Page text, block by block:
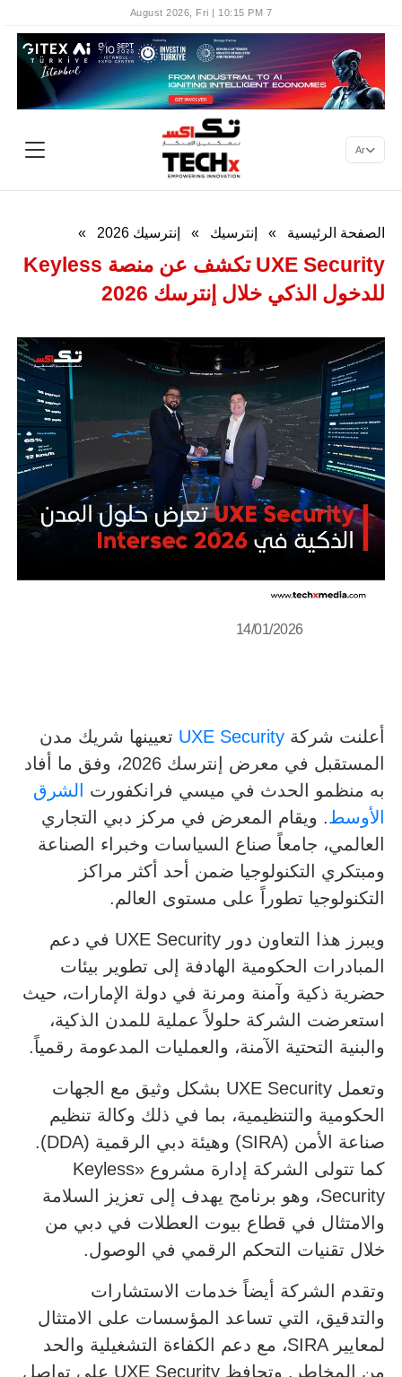
7 August 2026, Fri | 10:15 PM
Ar
الصفحة الرئيسية » إنترسيك » إنترسيك 2026 »
UXE Security تكشف عن منصة Keyless
للدخول الذكي خلال إنترسك 2026
14/01/2026
أعلنت شركةUXE Security تعيينها شريك مدن
المستقبل في معرض إنترسك 2026، وفق ما أفاد
به منظمو الحدث في ميسي فرانكفورت
الشرق
الأوسط. ويقام المعرض في مركز دبي التجاري
العالمي، جامعاً صناع السياسات وخبراء الصناعة
ومبتكري التكنولوجيا ضمن أحد أكثر مراكز
التكنولوجيا تطوراً على مستوى العالم.
ويبرز هذا التعاون دور UXE Security في دعم
المبادرات الحكومية الهادفة إلى تطوير بيئات
حضرية ذكية وآمنة ومرنة في دولة الإمارات، حيث
استعرضت الشركة حلولاً عملية للمدن الذكية،
والبنية التحتية الآمنة، والعمليات المدعومة رقمياً.
وتعمل UXE Security بشكل وثيق مع الجهات
الحكومية والتنظيمية، بما في ذلك وكالة تنظيم
صناعة الأمن (SIRA) وهيئة دبي الرقمية (DDA).
كما تتولى الشركة إدارة مشروع «Keyless
Security، وهو برنامج يهدف إلى تعزيز السلامة
والامتثال في قطاع بيوت العطلات في دبي من
خلال تقنيات التحكم الرقمي في الوصول.
وتقدم الشركة أيضاً خدمات الاستشارات
والتدقيق، التي تساعد المؤسسات على الامتثال
لمعايير SIRA، مع دعم الكفاءة التشغيلية والحد
من المخاطر. وتحافظ UXE Security على تواصل